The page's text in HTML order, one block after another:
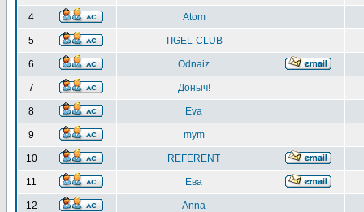
4 Atom
5 TIGEL-CLUB
6 Odnaiz
7 Доныч!
8 Eva
9 mym
10 REFERENT
11 Ева
12 Anna